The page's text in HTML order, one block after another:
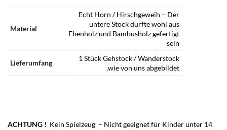
Material
Echt Horn / Hirschgeweih – Der
untere Stock dürfte wohl aus
Ebenholz und Bambusholz gefertigt
sein
Lieferumfang
1 Stück Gehstock / Wanderstock
,wie von uns abgebildet
ACHTUNG ! Kein Spielzeug – Nicht geeignet für Kinder unter 14